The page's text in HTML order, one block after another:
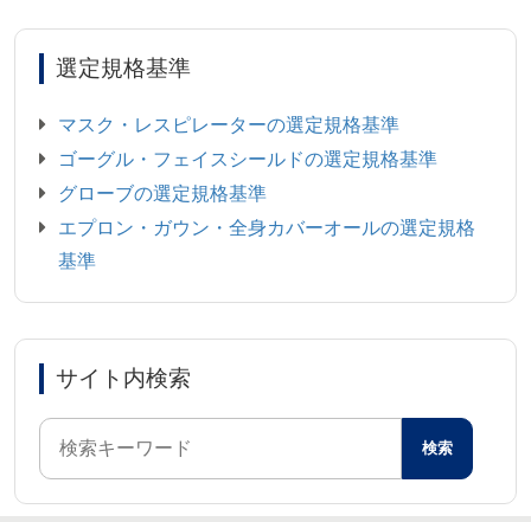
選定規格基準
マスク・レスピレーターの選定規格基準
ゴーグル・フェイスシールドの選定規格基準
グローブの選定規格基準
エプロン・ガウン・全身カバーオールの選定規格
基準
サイト内検索